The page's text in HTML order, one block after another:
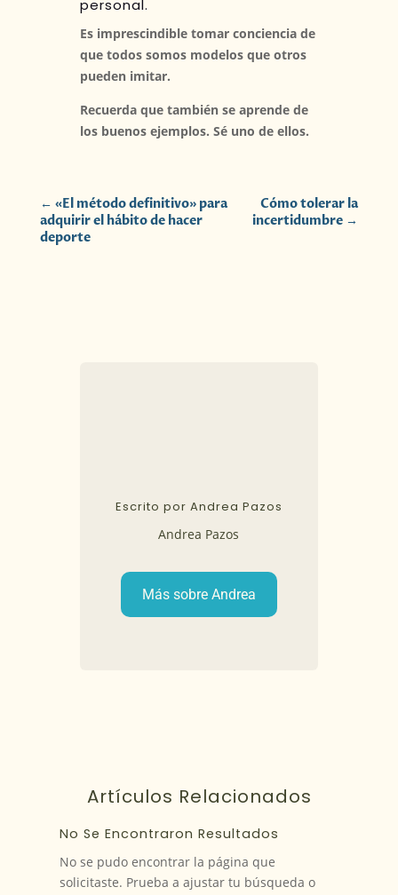
personal.
Es imprescindible tomar conciencia de
que todos somos modelos que otros
pueden imitar.
Recuerda que también se aprende de
los buenos ejemplos. Sé uno de ellos.
← «El método definitivo» para
adquirir el hábito de hacer
deporte
Cómo tolerar la
incertidumbre →
Escrito por Andrea Pazos
Andrea Pazos
Más sobre Andrea
Artículos Relacionados
No Se Encontraron Resultados
No se pudo encontrar la página que
solicitaste. Prueba a ajustar tu búsqueda o